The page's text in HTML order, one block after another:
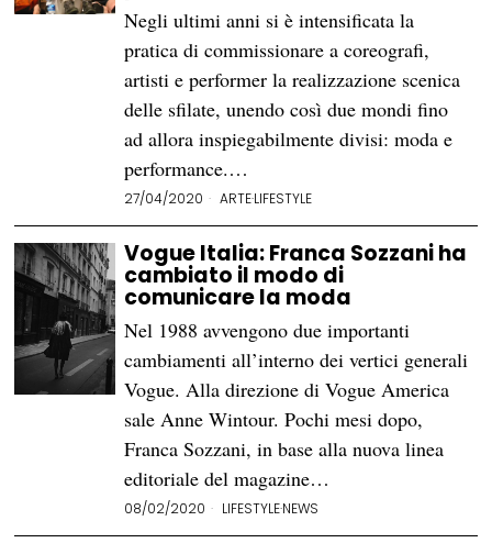
Negli ultimi anni si è intensificata la
pratica di commissionare a coreografi,
artisti e performer la realizzazione scenica
delle sfilate, unendo così due mondi fino
ad allora inspiegabilmente divisi: moda e
performance.…
27/04/2020 ARTE·LIFESTYLE
Vogue Italia: Franca Sozzani ha
cambiato il modo di
comunicare la moda
Nel 1988 avvengono due importanti
cambiamenti all’interno dei vertici generali
Vogue. Alla direzione di Vogue America
sale Anne Wintour. Pochi mesi dopo,
Franca Sozzani, in base alla nuova linea
editoriale del magazine…
08/02/2020 LIFESTYLE·NEWS